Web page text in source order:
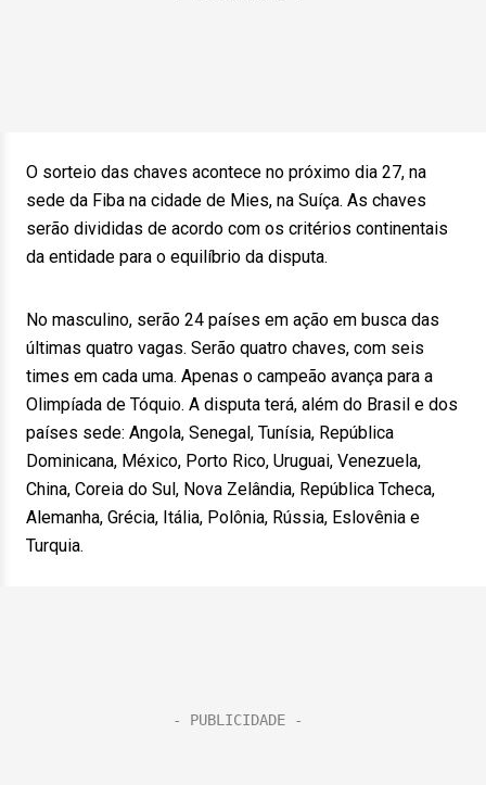
O sorteio das chaves acontece no próximo dia 27, na
sede da Fiba na cidade de Mies, na Suíça. As chaves
serão divididas de acordo com os critérios continentais
da entidade para o equilíbrio da disputa.
No masculino, serão 24 países em ação em busca das
últimas quatro vagas. Serão quatro chaves, com seis
times em cada uma. Apenas o campeão avança para a
Olimpíada de Tóquio. A disputa terá, além do Brasil e dos
países sede: Angola, Senegal, Tunísia, República
Dominicana, México, Porto Rico, Uruguai, Venezuela,
China, Coreia do Sul, Nova Zelândia, República Tcheca,
Alemanha, Grécia, Itália, Polônia, Rússia, Eslovênia e
Turquia.